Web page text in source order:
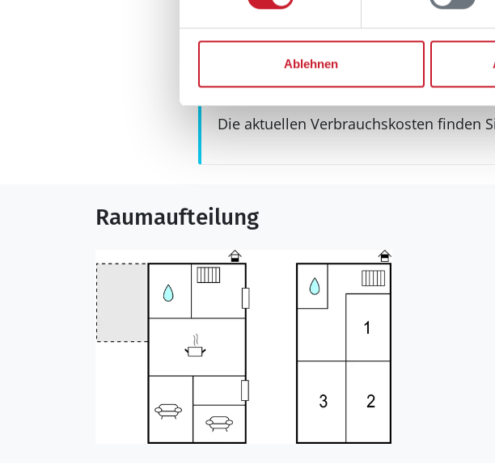
Ablehnen
Reihenhaus
Keine Vermietung an Jugendgruppen
Die aktuellen Verbrauchskosten finden
Raumaufteilung